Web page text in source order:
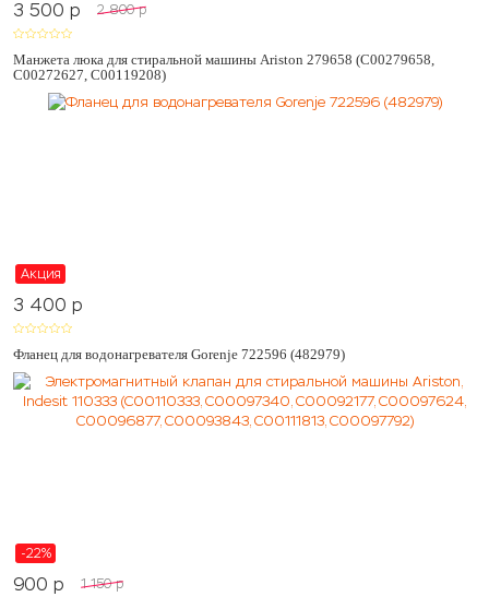
3 500 p 2 800 p
Манжета люка для стиральной машины Ariston 279658 (C00279658,
C00272627, C00119208)
Акция
3 400 p
Фланец для водонагревателя Gorenje 722596 (482979)
-22%
900 p 1 150 p